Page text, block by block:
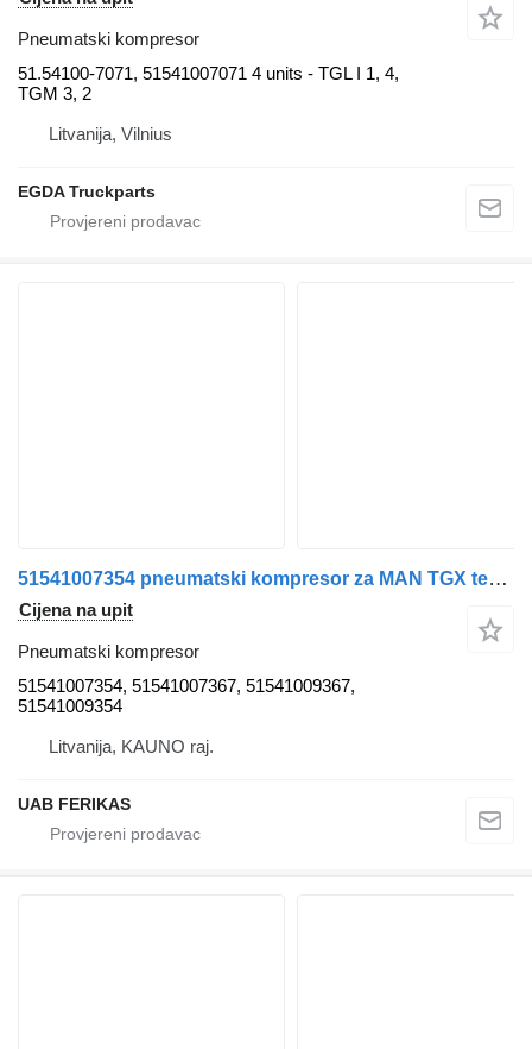
Pneumatski kompresor
51.54100-7071, 51541007071 4 units - TGL I 1, 4,
TGM 3, 2
Litvanija, Vilnius
EGDA Truckparts
51541007354 pneumatski kompresor za MAN TGX tegljača
Cijena na upit
Pneumatski kompresor
51541007354, 51541007367, 51541009367,
51541009354
Litvanija, KAUNO raj.
UAB FERIKAS